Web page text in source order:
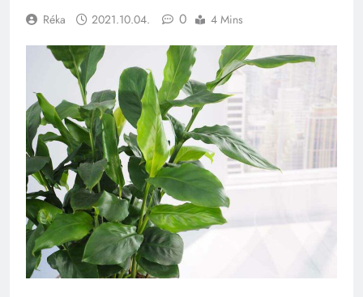
Réka 2021.10.04. 0 4 Mins